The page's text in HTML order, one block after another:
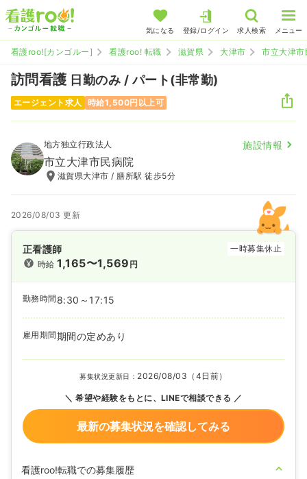
気になる 登録/ログイン 求人検索 メニュー
看護roo![カンゴルー] 看護roo! 転職 滋賀県 大津市 市立大津市
訪問看護 日勤のみ / パート(非常勤)
エージェント求人 時給1,500円以上可
地方独立行政法人 施設情報
市立大津市民病院
滋賀県大津市 / 膳所駅 徒歩5分
2026/08/03 更新
正看護師
一時募集休止
時給1,165〜1,569 円
勤務時間 8:30～17:15
雇用期間期間の定めあり
募集状況更新日： 2026/08/03（4日前）
希望や経験をもとに、LINEで相談できる
最新の募集状況を確認してみる
看護roo!転職での募集履歴